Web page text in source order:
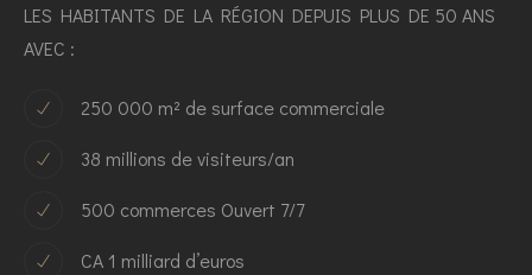
LES HABITANTS DE LA RÉGION DEPUIS PLUS DE 50 ANS
AVEC :
250 000 m² de surface commerciale
38 millions de visiteurs/an
500 commerces Ouvert 7/7
CA 1 milliard d’euros